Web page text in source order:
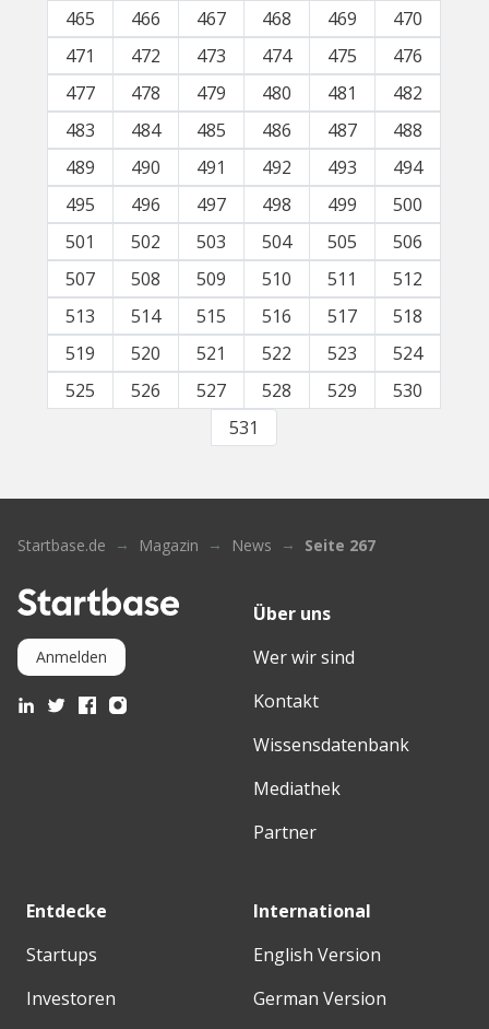
465 466 467 468 469
470
471
472 473 474 475
476
477
478 479 480 481
482
483
484 485 486 487
488
489
490 491 492 493
494
495
496 497 498 499
500
501
502 503 504 505
506
507
508 509 510 511
512
513
514 515 516 517
518
519
520 521 522 523
524
525
526 527 528 529
530
531
Startbase.de Magazin News Seite 267
Anmelden
Über uns
Wer wir sind
Kontakt
Wissensdatenbank
Mediathek
Partner
Entdecke
Startups
Investoren
International
English Version
German Version